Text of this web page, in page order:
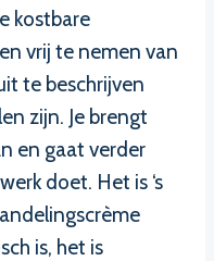
kostbare
vrij te nemen van
te beschrijven
zijn. Je brengt
en gaat verder
doet. Het is ‘s
is, het is